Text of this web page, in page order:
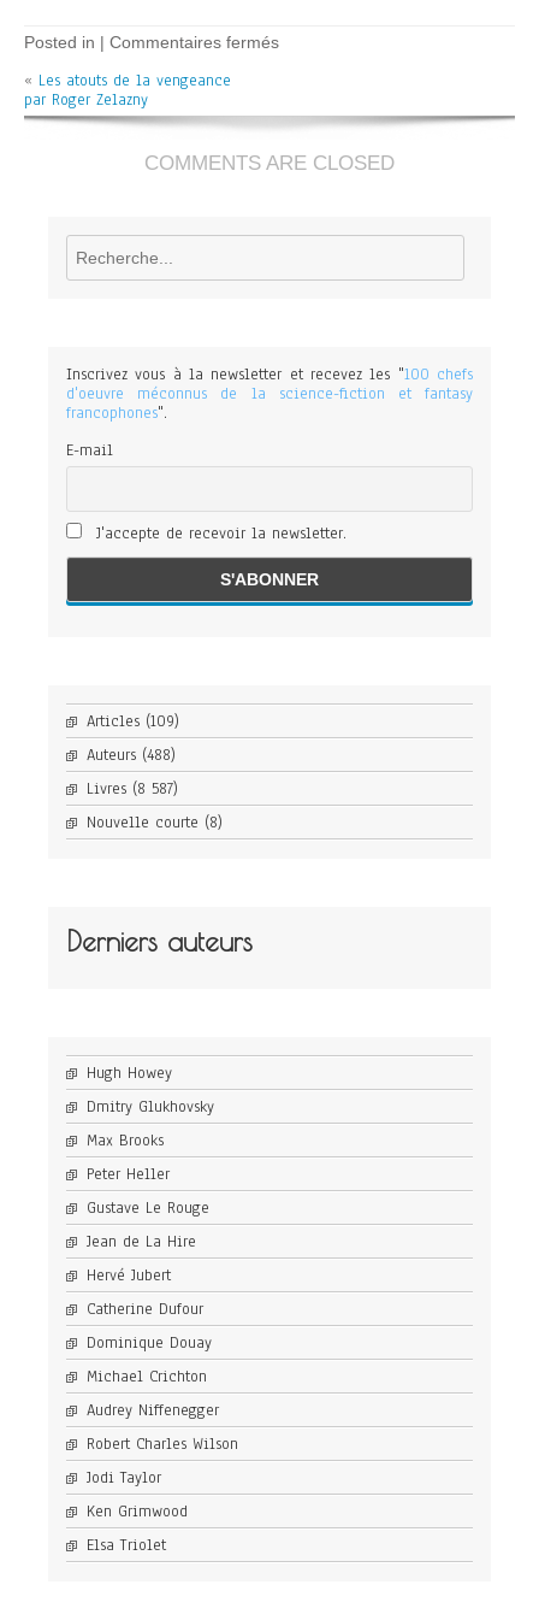
Posted in | Commentaires ferméssur
la
–
R.
« Les atouts de la vengeance
par Roger Zelazny
COMMENTS ARE CLOSED
Rechercher
Inscrivez vous à la newsletter et recevez les "100 chefs
d'oeuvre méconnus de la science-fiction et fantasy
francophones".
E-mail
J'accepte de recevoir la newsletter.
Articles (109)
Auteurs (488)
Livres (8 587)
Nouvelle courte (8)
Derniers auteurs
Hugh Howey
Dmitry Glukhovsky
Max Brooks
Peter Heller
Gustave Le Rouge
Jean de La Hire
Hervé Jubert
Catherine Dufour
Dominique Douay
Michael Crichton
Audrey Niffenegger
Robert Charles Wilson
Jodi Taylor
Ken Grimwood
Elsa Triolet